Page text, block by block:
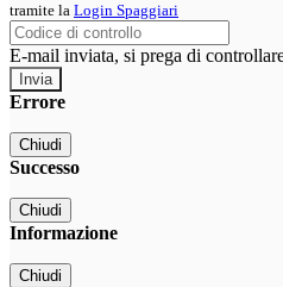
tramite la Login Spaggiari
E-mail inviata, si prega di
Errore
Chiudi
Successo
Chiudi
Informazione
Chiudi